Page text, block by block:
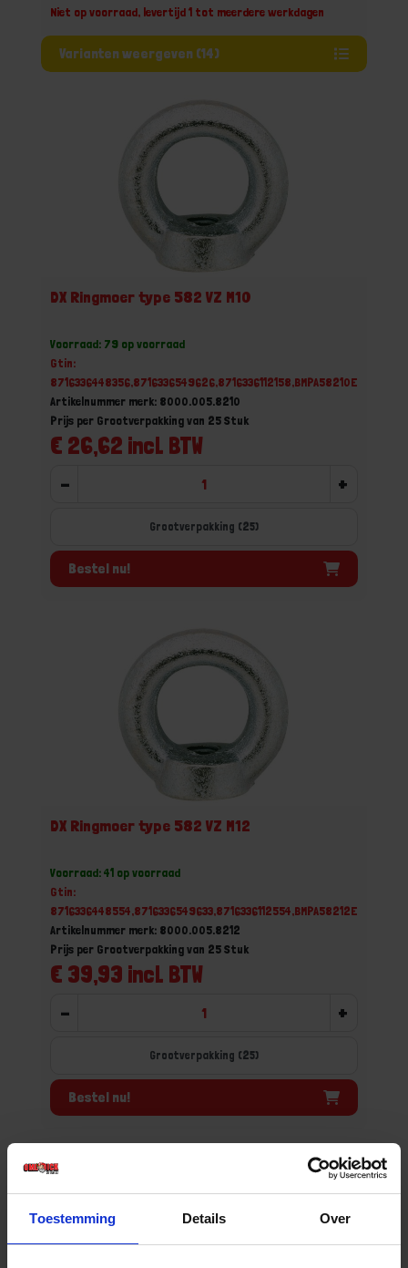
Toestemming Details Over
Niet op voorraad, levertijd 1 tot meerdere werkdagen
Varianten weergeven (14)
DX Ringmoer type 582 VZ M10
Voorraad: 79 op voorraad
Gtin:
8716336448356,8716336549626,8716336112158,BMPA58210E
Artikelnummer merk: 8000.005.8210
€ 26,62 incl. BTW
Prijs per Grootverpakking van 25 Stuk
- +
Grootverpakking (25)
Bestel nu!
DX Ringmoer type 582 VZ M12
Voorraad: 41 op voorraad
Gtin:
8716336448554,8716336549633,8716336112554,BMPA58212E
Artikelnummer merk: 8000.005.8212
€ 39,93 incl. BTW
Prijs per Grootverpakking van 25 Stuk
- +
Grootverpakking (25)
Bestel nu!